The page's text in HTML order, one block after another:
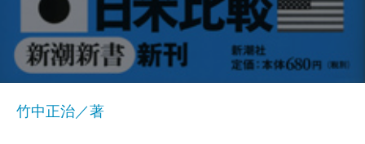
竹中正治／著